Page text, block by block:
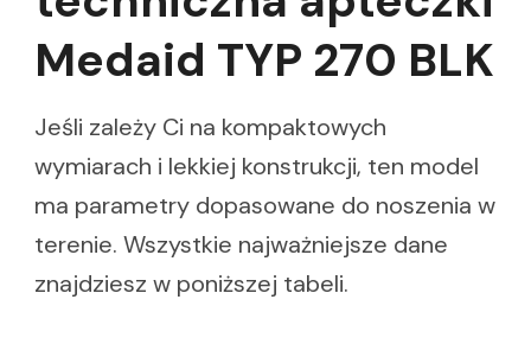
Medaid TYP 270 BLK
Jeśli zależy Ci na kompaktowych
wymiarach i lekkiej konstrukcji, ten model
ma parametry dopasowane do noszenia w
terenie. Wszystkie najważniejsze dane
znajdziesz w poniższej tabeli.